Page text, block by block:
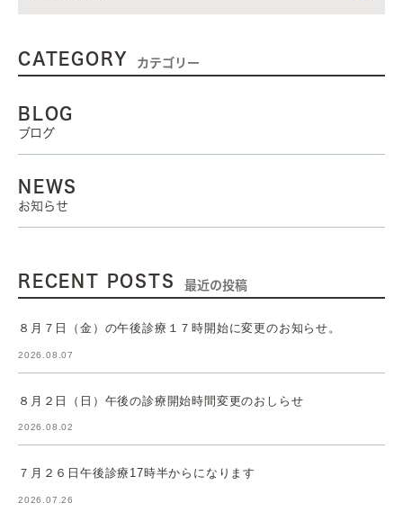
CATEGORY カテゴリー
BLOG
ブログ
NEWS
お知らせ
RECENT POSTS 最近の投稿
８月７日（金）の午後診療１７時開始に変更のお知らせ。
2026.08.07
８月２日（日）午後の診療開始時間変更のおしらせ
2026.08.02
７月２６日午後診療17時半からになります
2026.07.26